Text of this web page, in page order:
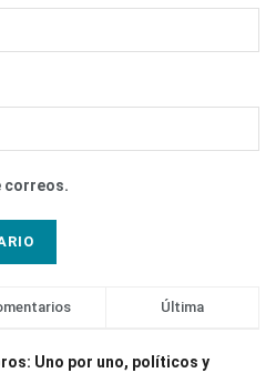
correos.
Última
Uno por uno, políticos y